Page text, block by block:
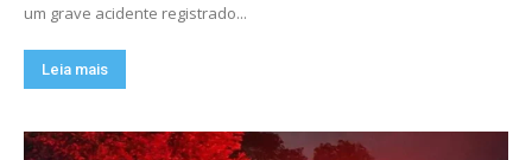
um grave acidente registrado...
Leia mais